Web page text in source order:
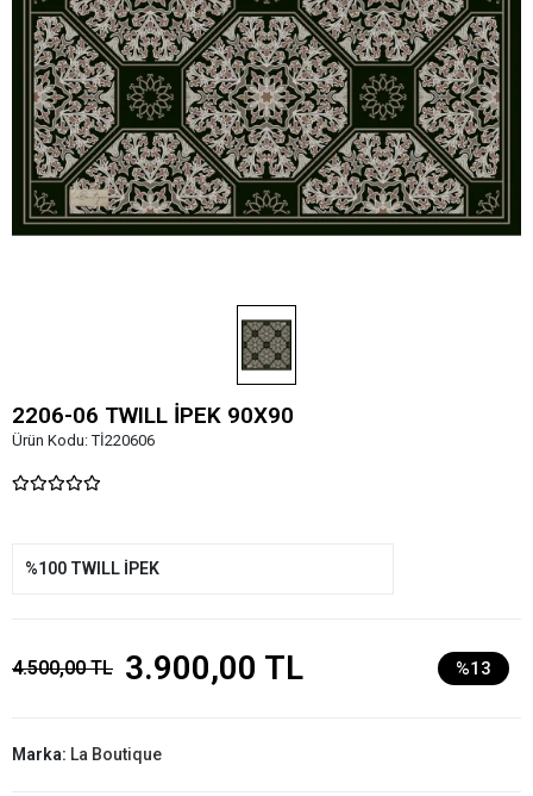
2206-06 TWILL İPEK 90X90
Ürün Kodu:Tİ220606
%100 TWILL İPEK
4.500,00 TL 3.900,00 TL %13
Marka: La Boutique